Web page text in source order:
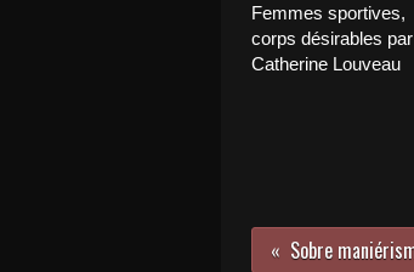
Femmes sportives,
corps désirables par
Catherine Louveau